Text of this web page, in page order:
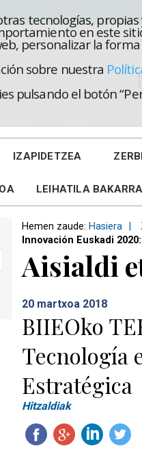
tecnologías,
en este
personalizar la
sobre nuestra
pulsando el botón
IZAPIDETZEA
LEIHATILA BAKARRA
Hemen zaude: Hasiera
Innovación Euskadi
Aisialdi
20 martxoa 2018
BIIEOko
Tecnología
Estratégica
Hitzaldiak